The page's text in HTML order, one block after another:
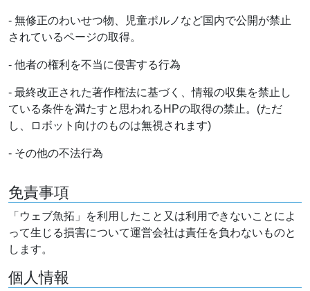
- 無修正のわいせつ物、児童ポルノなど国内で公開が禁止
されているページの取得。
- 他者の権利を不当に侵害する行為
- 最終改正された著作権法に基づく、情報の収集を禁止し
ている条件を満たすと思われるHPの取得の禁止。(ただ
し、ロボット向けのものは無視されます)
- その他の不法行為
免責事項
「ウェブ魚拓」を利用したこと又は利用できないことによ
って生じる損害について運営会社は責任を負わないものと
します。
個人情報